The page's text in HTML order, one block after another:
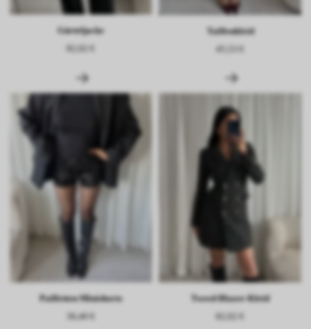
Gürteljacke
Taillenkleid
45,53 €
Pailletten-Minishorts
36,40 €
Tweed-Blazer-Kleid